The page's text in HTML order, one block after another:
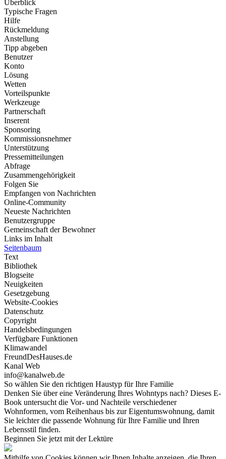
Überblick
Typische Fragen
Hilfe
Rückmeldung
Anstellung
Tipp abgeben
Benutzer
Konto
Lösung
Wetten
Vorteilspunkte
Werkzeuge
Partnerschaft
Inserent
Sponsoring
Kommissionsnehmer
Unterstützung
Pressemitteilungen
Abfrage
Zusammengehörigkeit
Folgen Sie
Empfangen von Nachrichten
Online-Community
Neueste Nachrichten
Benutzergruppe
Gemeinschaft der Bewohner
Links im Inhalt
Seitenbaum
Text
Bibliothek
Blogseite
Neuigkeiten
Gesetzgebung
Website-Cookies
Datenschutz
Copyright
Handelsbedingungen
Verfügbare Funktionen
Klimawandel
FreundDesHauses.de
Kanal Web
info@kanalweb.de
So wählen Sie den richtigen Haustyp für Ihre Familie
Denken Sie über eine Veränderung Ihres Wohntyps nach? Dieses E-
Book untersucht die Vor- und Nachteile verschiedener
Wohnformen, vom Reihenhaus bis zur Eigentumswohnung, damit
Sie leichter die passende Wohnung für Ihre Familie und Ihren
Lebensstil finden.
Beginnen Sie jetzt mit der Lektüre